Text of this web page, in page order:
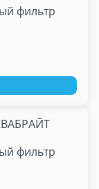
фильтр
3/4 ",
фильтр
1/2 ",